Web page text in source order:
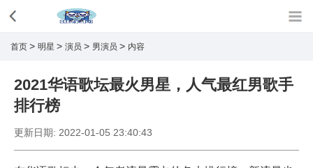
首页 > 明星 > 演员 > 男演员 > 内容
2021华语歌坛最火男星，人气最红男歌手
排行榜
更新日期: 2022-01-05 23:40:43